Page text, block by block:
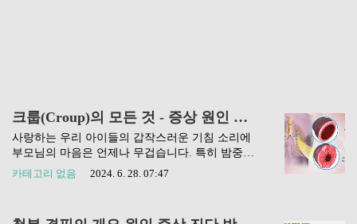
크룹(Croup)의 모든 것 - 증상 원인 진단 치료 합병증 예방 영양까지
사랑하는 우리 아이들의 갑작스러운 기침 소리에
부모님의 마음은 언제나 무겁습니다. 특히 밤중에
들리는 거친 숨소리는 크룹(Croup, 후두 기관 기관
카테고리 없음 2024. 6. 28. 07:47